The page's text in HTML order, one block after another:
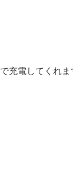
充電してくれま